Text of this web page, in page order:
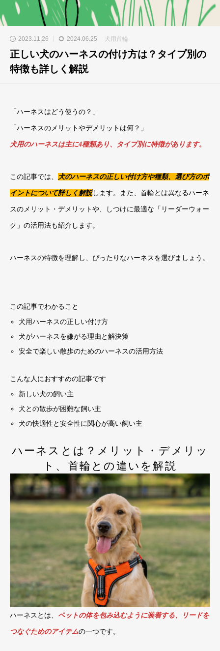
2023.11.26 2024.06.25 犬用首輪
正しい犬のハーネスの付け方は？タイプ別の
特徴も詳しく解説
「ハーネスはどう使うの？」
「ハーネスのメリットやデメリットは何？」
犬用のハーネスは主に4種類あり、タイプ別に特徴があります。
この記事では、 犬のハーネスの正しい付け方や種類、選び方のポ
イントについて詳しく解説します。また、首輪とは異なるハーネ
スのメリット・デメリットや、しつけに最適な「リーダーウォー
ク」の活用法も紹介します。
ハーネスの特徴を理解し、ぴったりなハーネスを選びましょう。
この記事でわかること
犬用ハーネスの正しい付け方
犬がハーネスを嫌がる理由と解決策
安全で楽しい散歩のためのハーネスの活用方法
こんな人におすすめの記事です
新しい犬の飼い主
犬との散歩が困難な飼い主
犬の快適性と安全性に関心が高い飼い主
ハーネスとは？メリット・デメリッ
ト、首輪との違いを解説
ハーネスとは、 ペットの体を包み込むように装着する、リードを
つなぐためのアイテムの一つです。